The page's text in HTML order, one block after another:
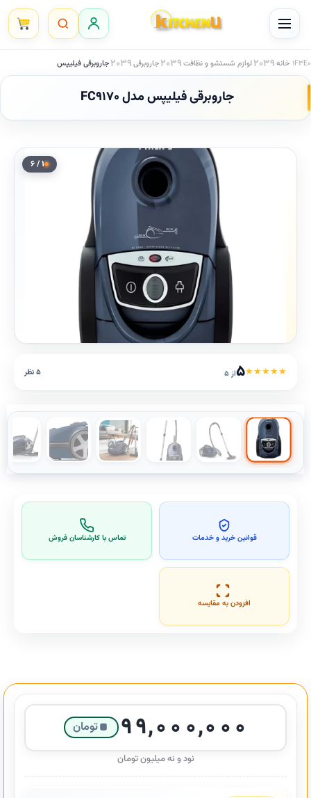
Skip
content
خانه لوازم شستشو و نظافت جاروبرقی جاروبرقی فیلیپس
جاروبرقی فیلیپس مدل FC9170
۱ / ۶
★
★
★
★
★۵از ۵ ۵ نظر
قوانین خرید و خدمات تماس با کارشناسان فروش
افزودن به مقایسه
۹۹,۰۰۰,۰۰۰ تومان
نود و نه میلیون تومان